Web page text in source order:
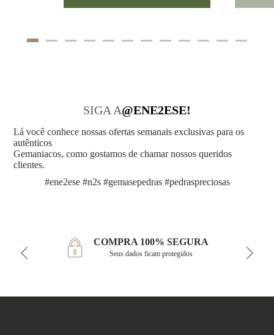
SIGA A@ENE2ESE!
Lá você conhece nossas ofertas semanais exclusivas para os
autênticos
Gemaniacos, como gostamos de chamar nossos queridos
clientes.
#ene2ese #n2s #gemasepedras #pedraspreciosas
COMPRA 100% SEGURA
Seus dados ficam protegidos